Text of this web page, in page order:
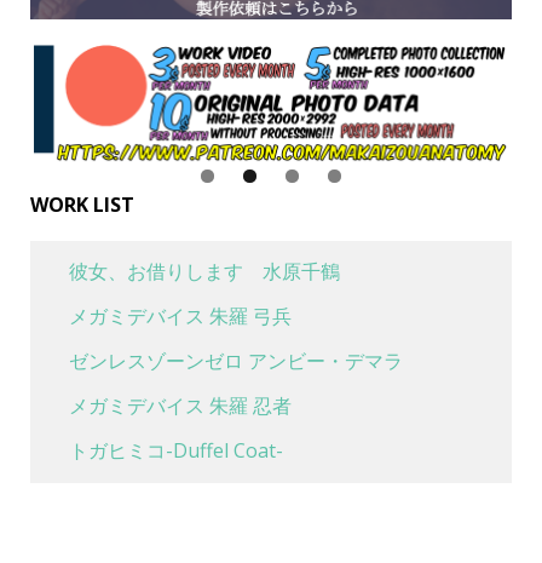
WORK LIST
彼女、お借りします 水原千鶴
メガミデバイス 朱羅 弓兵
ゼンレスゾーンゼロ アンビー・デマラ
メガミデバイス 朱羅 忍者
トガヒミコ-Duffel Coat-